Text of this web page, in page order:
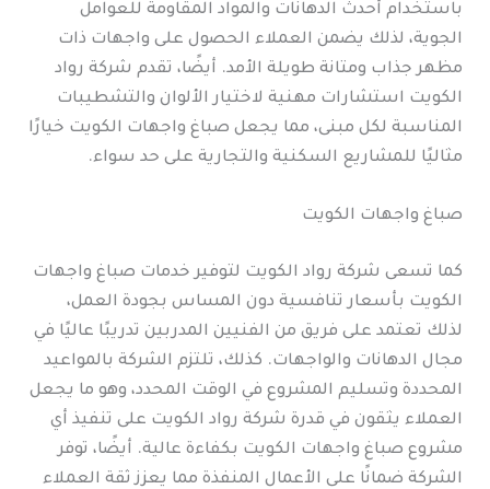
باستخدام أحدث الدهانات والمواد المقاومة للعوامل
الجوية، لذلك يضمن العملاء الحصول على واجهات ذات
مظهر جذاب ومتانة طويلة الأمد. أيضًا، تقدم شركة رواد
الكويت استشارات مهنية لاختيار الألوان والتشطيبات
المناسبة لكل مبنى، مما يجعل صباغ واجهات الكويت خيارًا
مثاليًا للمشاريع السكنية والتجارية على حد سواء.
صباغ واجهات الكويت
كما تسعى شركة رواد الكويت لتوفير خدمات صباغ واجهات
الكويت بأسعار تنافسية دون المساس بجودة العمل،
لذلك تعتمد على فريق من الفنيين المدربين تدريبًا عاليًا في
مجال الدهانات والواجهات. كذلك، تلتزم الشركة بالمواعيد
المحددة وتسليم المشروع في الوقت المحدد، وهو ما يجعل
العملاء يثقون في قدرة شركة رواد الكويت على تنفيذ أي
مشروع صباغ واجهات الكويت بكفاءة عالية. أيضًا، توفر
الشركة ضمانًا على الأعمال المنفذة مما يعزز ثقة العملاء